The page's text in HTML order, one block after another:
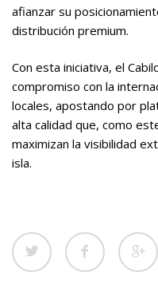
afianzar su
distribución premium.
Con esta iniciativa, el
compromiso con la
locales, apostando por
alta calidad que, como
maximizan la visibilidad
isla.